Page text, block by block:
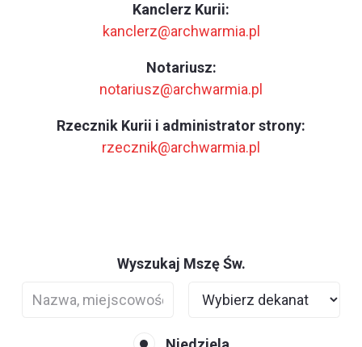
Kanclerz Kurii:
kanclerz@archwarmia.pl
Notariusz:
notariusz@archwarmia.pl
Rzecznik Kurii i administrator strony:
rzecznik@archwarmia.pl
Wyszukaj Mszę Św.